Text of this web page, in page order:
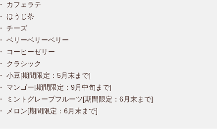
・ カフェラテ
・ ほうじ茶
・ チーズ
・ ベリーベリーベリー
・ コーヒーゼリー
・ クラシック
・ 小豆[期間限定：5月末まで]
・ マンゴー[期間限定：9月中旬まで]
・ ミントグレープフルーツ[期間限定：6月末まで]
・ メロン[期間限定：6月末まで]